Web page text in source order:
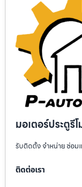
มอเตอร์ประตูรี
รับติดตั้ง จำหน่าย ซ่อม
ติดต่อเรา